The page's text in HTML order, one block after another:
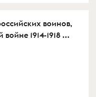
воинов,
1914-1918 ...